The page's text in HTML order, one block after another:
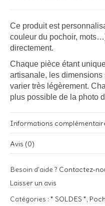
Ce produit est
couleur du pochoir,
directement.
Chaque pièce étant
artisanale, les
varier très légèrement.
plus possible de la photo
Informations
Poids
Avis (0)
Soyez le premier à laisser
petits trésors » – Bleu”
Besoin d'aide ? Contactez-
Laisser un avis
Catégories : * SOLDES *,